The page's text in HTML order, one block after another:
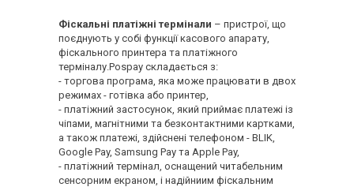
Фіскальні платіжні термінали – пристрої, що
поєднують у собі функції касового апарату,
фіскального принтера та платіжного
терміналу.Pospay складається з:
- торгова програма, яка може працювати в двох
режимах - готівка або принтер,
- платіжний застосунок, який приймає платежі із
чіпами, магнітними та безконтактними картками,
а також платежі, здійснені телефоном - BLIK,
Google Pay, Samsung Pay та Apple Pay,
- платіжний термінал, оснащений читабельним
сенсорним екраном, і надійниим фіскальним